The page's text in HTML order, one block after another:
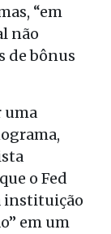
“em
não
de bônus
uma
o Fed
instituição
em um